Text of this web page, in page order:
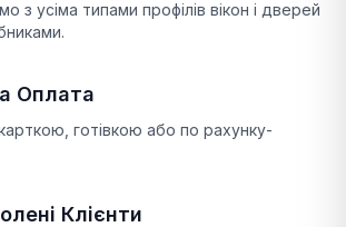
з усіма типами профілів вікон і дверей
Оплата
готівкою або по рахунку-
Клієнти